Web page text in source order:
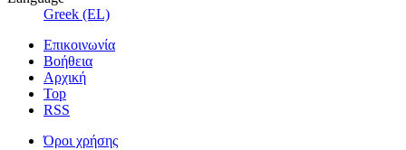
Greek (EL)
Επικοινωνία
Βοήθεια
Αρχική
Top
RSS
Όροι χρήσης